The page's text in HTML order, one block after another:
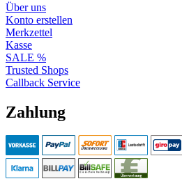
Über uns
Konto erstellen
Merkzettel
Kasse
SALE %
Trusted Shops
Callback Service
Zahlung